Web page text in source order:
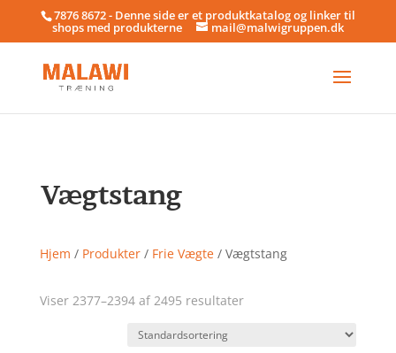
7876 8672 - Denne side er et produktkatalog og linker til
shops med produkterne mail@malwigruppen.dk
Vægtstang
Hjem / Produkter/ Frie Vægte/ Vægtstang
Viser 2377–2394 af 2495 resultater